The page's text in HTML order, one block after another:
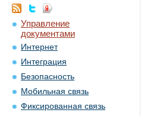
Управление
документами
Интернет
Интеграция
Безопасность
Мобильная связь
Фиксированная связь